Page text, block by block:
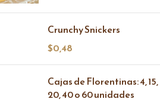
Crunchy Snickers
$0,48
Cajas de Florentinas: 4, 15,
20, 40 o 60 unidades